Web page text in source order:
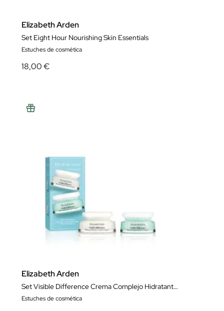
Elizabeth Arden
Set Eight Hour Nourishing Skin Essentials
Estuches de cosmética
18,00 €
Elizabeth Arden
Set Visible Difference Crema Complejo Hidratante de Día
Estuches de cosmética